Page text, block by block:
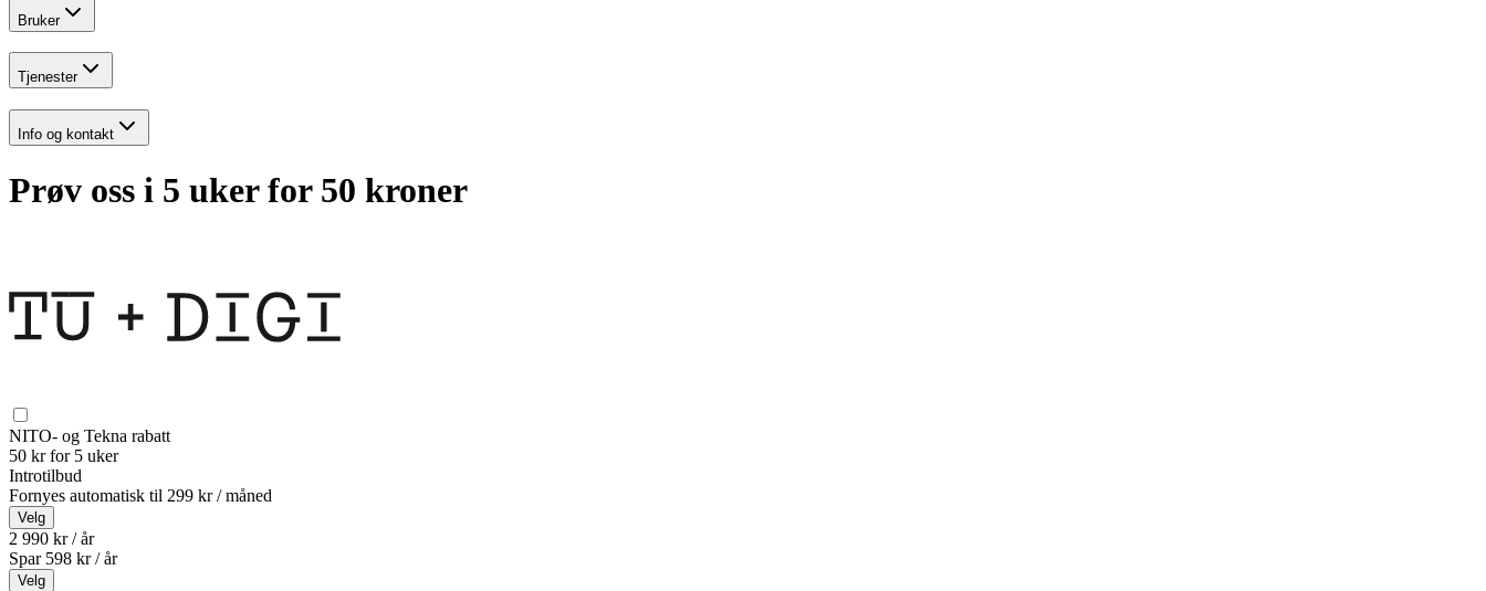
Bruker
Tjenester
Info og kontakt
Prøv oss i 5 uker for 50 kroner
NITO- og Tekna rabatt
50 kr for 5 uker
Introtilbud
Fornyes automatisk til 299 kr / måned
Velg
2 990 kr / år
Spar 598 kr /år
Velg